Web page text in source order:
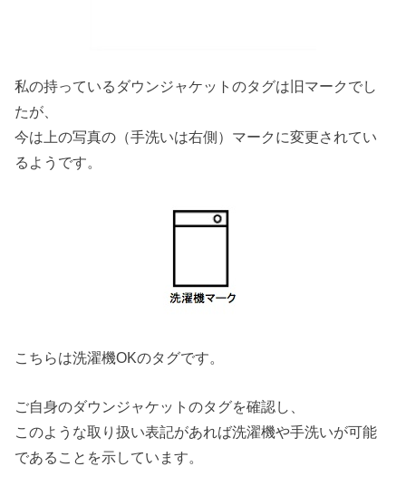
私の持っているダウンジャケットのタグは旧マークでし
たが、
今は上の写真の（手洗いは右側）マークに変更されてい
るようです。
こちらは洗濯機OKのタグです。
ご自身のダウンジャケットのタグを確認し、
このような取り扱い表記があれば洗濯機や手洗いが可能
であることを示しています。